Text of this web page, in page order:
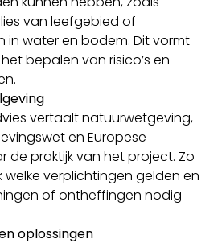
van leefgebied of
in water en bodem. Dit vormt
bepalen van risico’s en
vertaalt natuurwetgeving,
en Europese
de praktijk van het project. Zo
welke verplichtingen gelden en
of ontheffingen nodig
oplossingen